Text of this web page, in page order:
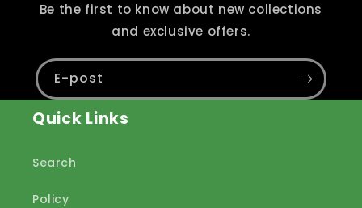
Be the first to know about new collections
and exclusive offers.
E-post
Quick Links
Search
Policy